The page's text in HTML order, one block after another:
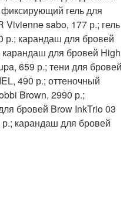
гель для
Vivienne sabo, 177 р.; гель
р.; карандаш для бровей
для бровей High
659 р.; тени для бровей
490 р.; оттеночный
Brown, 2990 р.;
бровей Brow InkTrio 03
карандаш для бровей